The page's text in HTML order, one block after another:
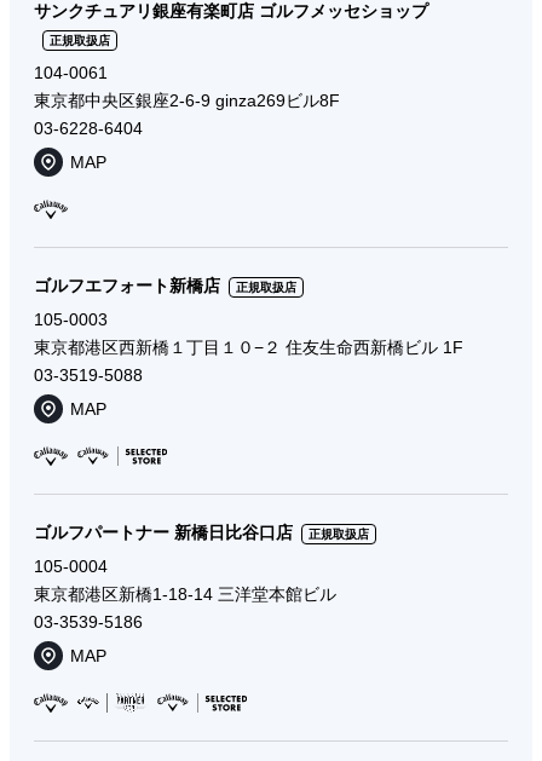
サンクチュアリ銀座有楽町店 ゴルフメッセショップ
正規取扱店
104-0061
東京都中央区銀座2-6-9 ginza269ビル8F
03-6228-6404
MAP
ゴルフエフォート新橋店 正規取扱店
105-0003
東京都港区西新橋１丁目１０−２ 住友生命西新橋ビル 1F
03-3519-5088
MAP
ゴルフパートナー 新橋日比谷口店 正規取扱店
105-0004
東京都港区新橋1-18-14 三洋堂本館ビル
03-3539-5186
MAP